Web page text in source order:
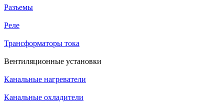
Разъемы
Реле
Трансформаторы тока
Вентиляционные установки
Канальные нагреватели
Канальные охладители